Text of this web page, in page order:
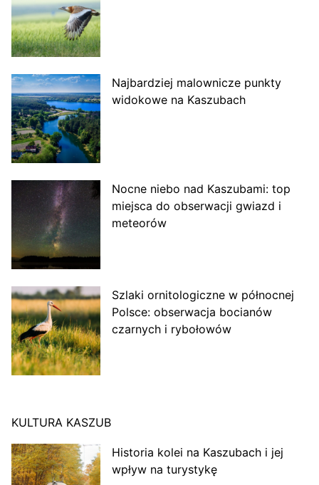
Najbardziej malownicze punkty
widokowe na Kaszubach
Nocne niebo nad Kaszubami: top
miejsca do obserwacji gwiazd i
meteorów
Szlaki ornitologiczne w północnej
Polsce: obserwacja bocianów
czarnych i rybołowów
KULTURA KASZUB
Historia kolei na Kaszubach i jej
wpływ na turystykę